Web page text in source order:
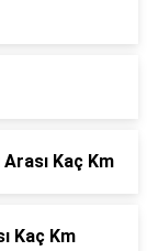
Kaç Km
Kaç Km